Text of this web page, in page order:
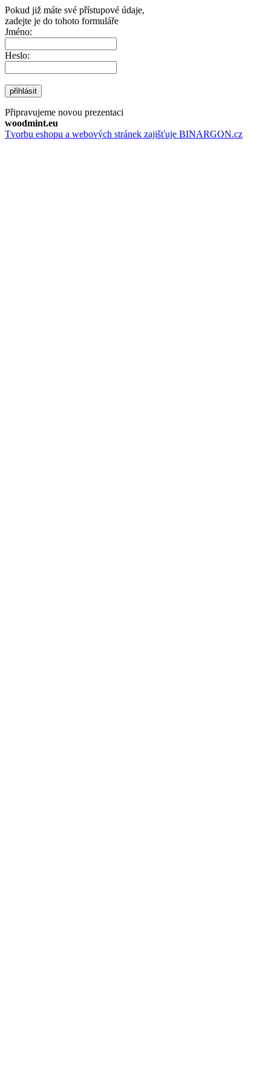
Pokud již máte své přístupové údaje,
zadejte je do tohoto formuláře
Jméno:
Heslo:
přihlásit
Připravujeme novou prezentaci
woodmint.eu
Tvorbu eshopu a webových stránek zajišťuje BINARGON.cz